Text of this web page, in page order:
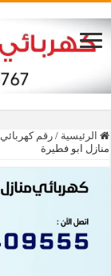
الرئيسية / رقم كهربائي
منازل ابو فطيرة